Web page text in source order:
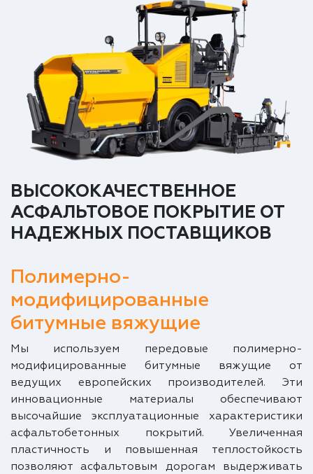
ВЫСОКОКАЧЕСТВЕННОЕ
АСФАЛЬТОВОЕ ПОКРЫТИЕ ОТ
НАДЕЖНЫХ ПОСТАВЩИКОВ
Полимерно-
модифицированные
битумные вяжущие
Мы используем передовые полимерно-
модифицированные битумные вяжущие от
ведущих европейских производителей. Эти
инновационные материалы обеспечивают
высочайшие эксплуатационные характеристики
асфальтобетонных покрытий. Увеличенная
пластичность и повышенная теплостойкость
позволяют асфальтовым дорогам выдерживать